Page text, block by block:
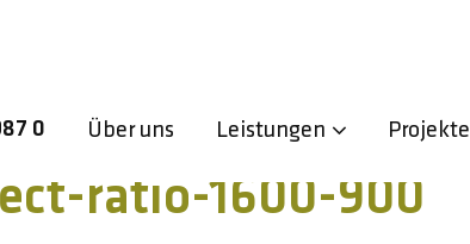
0 Über uns Leistungen Projekte
ratio-1600-900